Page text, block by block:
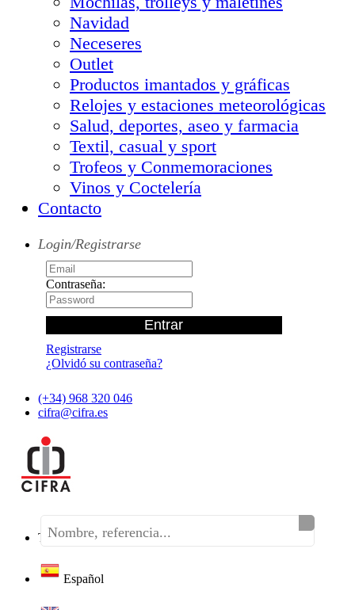
Navidad
Neceseres
Outlet
Productos imantados y gráficas
Relojes y estaciones meteorológicas
Salud, deportes, aseo y farmacia
Textil, casual y sport
Trofeos y Conmemoraciones
Vinos y Coctelería
Contacto
Login/Registrarse
Contraseña:
Registrarse
¿Olvidó su contraseña?
(+34) 968 320 046
cifra@cifra.es
Teléfono:(+34) 968 320 046
Español